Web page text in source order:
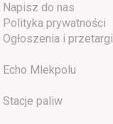
Napisz do nas
Polityka prywatności
Ogłoszenia i przetargi
Echo Mlekpolu
Stacje paliw